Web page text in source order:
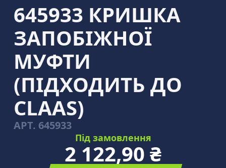
645933 КРИШКА
ЗАПОБІЖНОЇ
МУФТИ
(ПІДХОДИТЬ ДО
CLAAS)
АРТ. 645933
Під замовлення
2 122,90 ₴